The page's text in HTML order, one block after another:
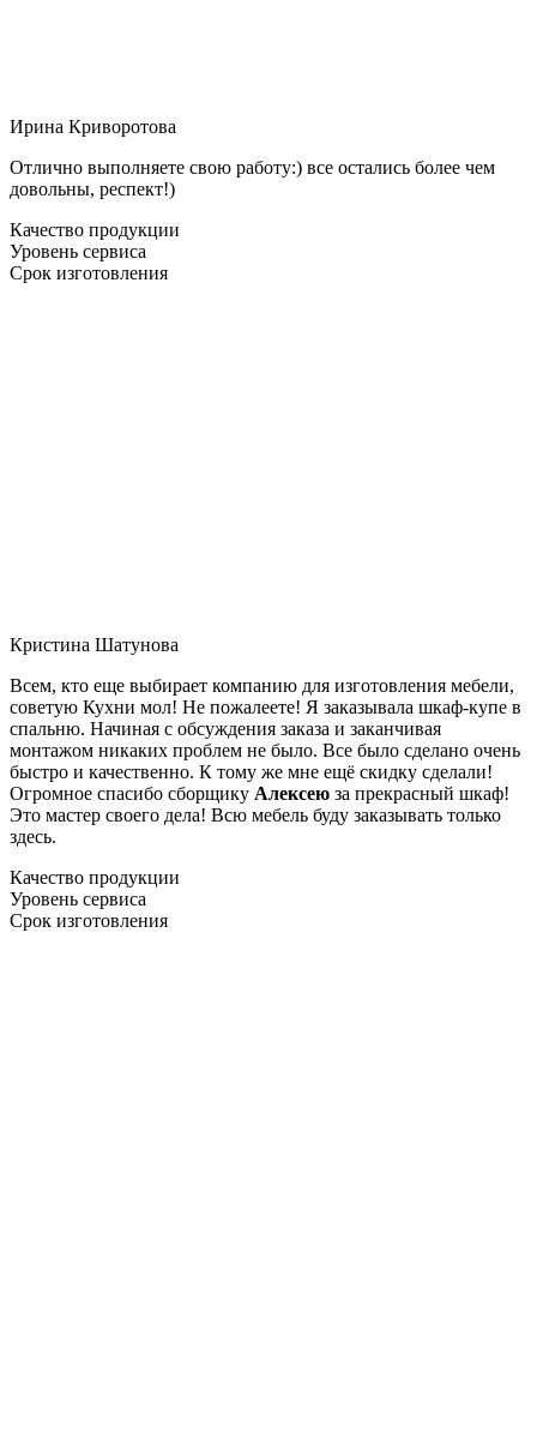
Ирина Криворотова
Отлично выполняете свою работу:) все остались более чем
довольны, респект!)
Качество продукции
Уровень сервиса
Срок изготовления
Кристина Шатунова
Всем, кто еще выбирает компанию для изготовления мебели,
советую Кухни мол! Не пожалеете! Я заказывала шкаф-купе в
спальню. Начиная с обсуждения заказа и заканчивая
монтажом никаких проблем не было. Все было сделано очень
быстро и качественно. К тому же мне ещё скидку сделали!
Огромное спасибо сборщику Алексею за прекрасный шкаф!
Это мастер своего дела! Всю мебель буду заказывать только
здесь.
Качество продукции
Уровень сервиса
Срок изготовления